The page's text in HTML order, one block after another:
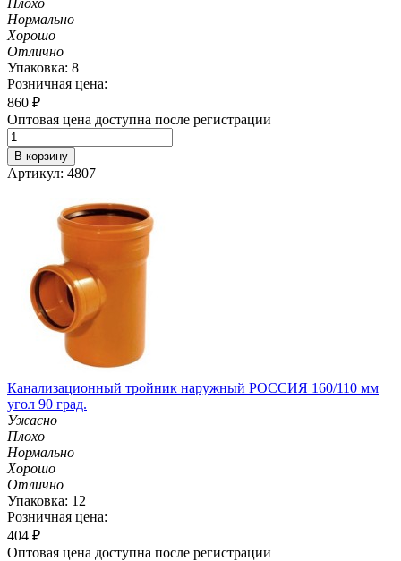
Нормально
Хорошо
Отлично
Упаковка: 8
Розничная цена:
860 ₽
Оптовая цена доступна после регистрации
В корзину
Артикул: 4807
Канализационный тройник наружный РОССИЯ 160/110 мм
угол 90 град.
Ужасно
Плохо
Нормально
Хорошо
Отлично
Упаковка: 12
Розничная цена:
404 ₽
Оптовая цена доступна после регистрации